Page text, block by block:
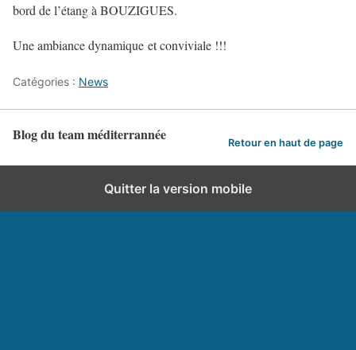
bord de l’étang à BOUZIGUES.
Une ambiance dynamique et conviviale !!!
Catégories : News
Blog du team méditerrannée Retour en haut de page
Quitter la version mobile